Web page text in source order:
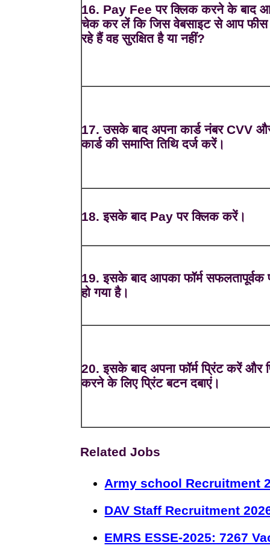
16. Pay Fee पर क्लिक करने के बाद
चेक कर लें कि जिस वेबसाइट से आप फीस
रहे हैं वह सुरक्षित है या नहीं?
17. उसके बाद अपना कार्ड नंबर CVV
कार्ड की समाप्ति तिथि दर्ज करें।
18. इसके बाद Pay पर क्लिक करें।
19. इसके बाद आपका फॉर्म सफलतापूर्वक
हो गया है।
20. इसके बाद अपना फॉर्म प्रिंट करें और
करने के लिए प्रिंट बटन दबाएं।
Related Jobs
Army school Recruitment
DAV Staff Recruitment
EMRS ESSE-2025: 7267